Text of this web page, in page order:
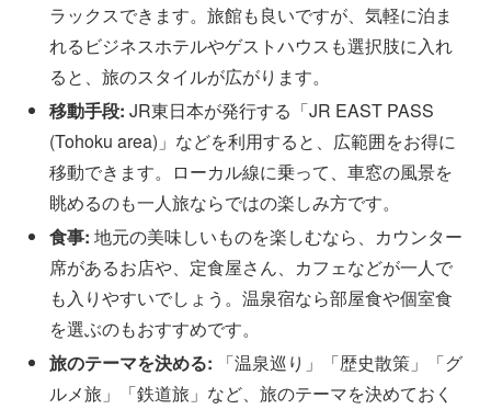
ラックスできます。旅館も良いですが、気軽に泊ま
れるビジネスホテルやゲストハウスも選択肢に入れ
ると、旅のスタイルが広がります。
移動手段: JR東日本が発行する「JR EAST PASS
(Tohoku area)」などを利用すると、広範囲をお得に
移動できます。ローカル線に乗って、車窓の風景を
眺めるのも一人旅ならではの楽しみ方です。
食事: 地元の美味しいものを楽しむなら、カウンター
席があるお店や、定食屋さん、カフェなどが一人で
も入りやすいでしょう。温泉宿なら部屋食や個室食
を選ぶのもおすすめです。
旅のテーマを決める: 「温泉巡り」「歴史散策」「グ
ルメ旅」「鉄道旅」など、旅のテーマを決めておく